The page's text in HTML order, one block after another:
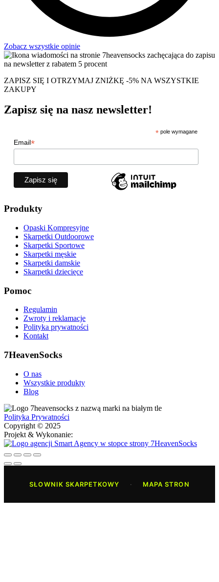
Zobacz wszystkie opinie
ZAPISZ SIĘ I OTRZYMAJ ZNIŻKĘ -5% NA WSZYSTKIE
ZAKUPY
Zapisz się na nasz newsletter!
* pole wymagane
Email*
Produkty
Opaski Kompresyjne
Skarpetki Outdoorowe
Skarpetki Sportowe
Skarpetki męskie
Skarpetki damskie
Skarpetki dziecięce
Pomoc
Regulamin
Zwroty i reklamacje
Polityka prywatności
Kontakt
7HeavenSocks
O nas
Wszystkie produkty
Blog
Polityka Prywatności
Copyright © 2025
Projekt & Wykonanie:
SŁOWNIK SKARPETKOWY · MAPA STRON